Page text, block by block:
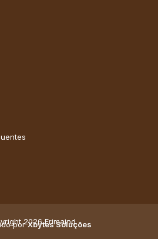
2026 Frimaind.
porXbytes Soluções